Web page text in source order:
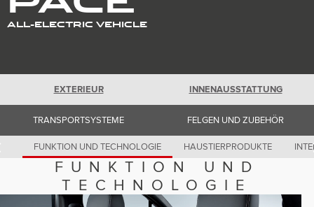
Romania (Romania)
Spain (Spanish)
United Kingdom (English)
USA (English)
ALL-ELECTRIC VEHICLE
EXTERIEUR INNENAUSSTATTUNG
TRANSPORTSYSTEME FELGEN UND ZUBEHÖR
FUNKTION UND TECHNOLOGIE HAUSTIERPRODUKTE
FUNKTION UND
TECHNOLOGIE